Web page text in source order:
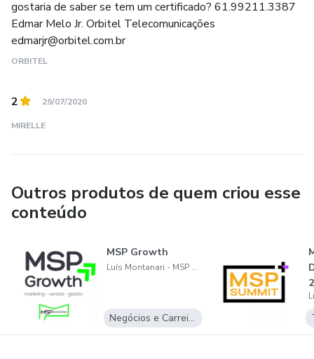
Fora do trabalho, me dedico às minhas filhas, sempre com
Muito prazer, sou o Luís Montanari, Fundador e Consultor
na MSP Marketing.
gostaria de saber se tem um certificado? 61.99211.3387
Edmar Melo Jr. Orbitel Telecomunicações
edmarjr@orbitel.com.br
ORBITEL
2 29/07/2020
MIRELLE
Outros produtos de quem criou esse
conteúdo
MSP Growth
Luís Montanari - MSP Marketing
Negócios e Carreira